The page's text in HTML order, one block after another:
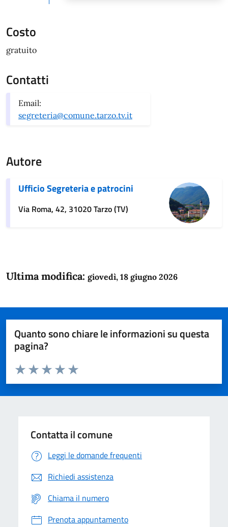
Costo
gratuito
Contatti
Email:
segreteria@comune.tarzo.tv.it
Autore
Ufficio Segreteria e patrocini
Via Roma, 42, 31020 Tarzo (TV)
Ultima modifica: giovedì, 18 giugno 2026
Quanto sono chiare le informazioni su questa
pagina?
Domanda
Valuta da 1 a 5 stelle la pagina
Valuta 5 stelle su 5
Valuta 4 stelle su 5
Valuta 3 stelle su 5
Valuta 2 stelle su 5
Valuta 1 stelle su 5
Contatta il comune
Leggi le domande frequenti
Richiedi assistenza
Chiama il numero
Prenota appuntamento